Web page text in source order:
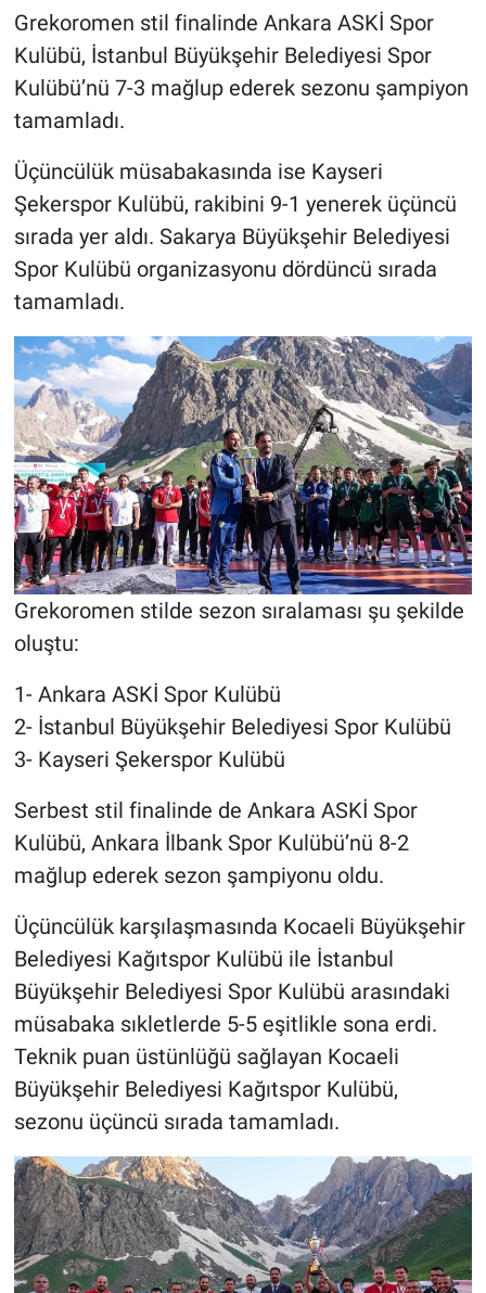
Grekoromen stil finalinde Ankara ASKİ Spor
Kulübü, İstanbul Büyükşehir Belediyesi Spor
Kulübü’nü 7-3 mağlup ederek sezonu şampiyon
tamamladı.
Üçüncülük müsabakasında ise Kayseri
Şekerspor Kulübü, rakibini 9-1 yenerek üçüncü
sırada yer aldı. Sakarya Büyükşehir Belediyesi
Spor Kulübü organizasyonu dördüncü sırada
tamamladı.
Grekoromen stilde sezon sıralaması şu şekilde
oluştu:
1- Ankara ASKİ Spor Kulübü
2- İstanbul Büyükşehir Belediyesi Spor Kulübü
3- Kayseri Şekerspor Kulübü
Serbest stil finalinde de Ankara ASKİ Spor
Kulübü, Ankara İlbank Spor Kulübü’nü 8-2
mağlup ederek sezon şampiyonu oldu.
Üçüncülük karşılaşmasında Kocaeli Büyükşehir
Belediyesi Kağıtspor Kulübü ile İstanbul
Büyükşehir Belediyesi Spor Kulübü arasındaki
müsabaka sıkletlerde 5-5 eşitlikle sona erdi.
Teknik puan üstünlüğü sağlayan Kocaeli
Büyükşehir Belediyesi Kağıtspor Kulübü,
sezonu üçüncü sırada tamamladı.